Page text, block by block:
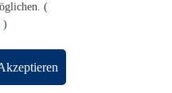
und News aus
(
)